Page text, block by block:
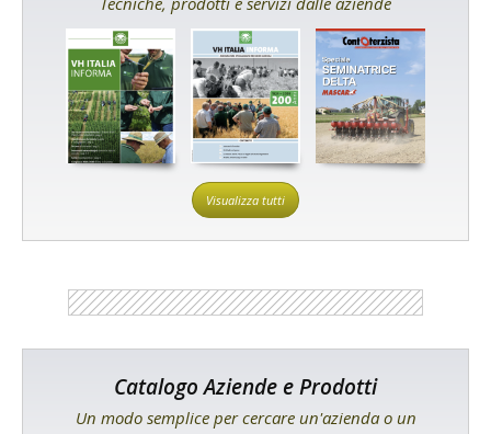
Visualizza tutti
Catalogo Aziende e Prodotti
Un modo semplice per cercare un'azienda o un